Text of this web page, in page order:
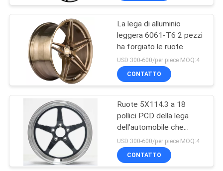
forgiato le ruote
2 pezzi hanno
forgiato le ruote
La lega di alluminio
leggera 6061-T6 2 pezzi
ha forgiato le ruote
USD 300-600/per piece MOQ:4
CONTATTO
Ruote 5X114.3 a 18
pollici PCD della lega
dell'automobile che
corrono la ruota forgiata
dell'alluminio di
progettazione
USD 300-600/per piece MOQ:4
CONTATTO